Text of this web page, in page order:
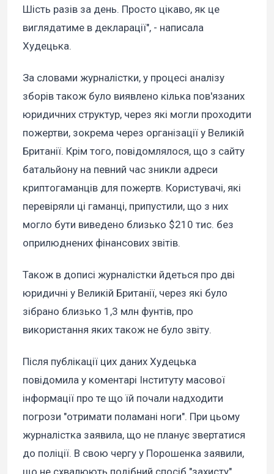
Шість разів за день. Просто цікаво, як це
виглядатиме в декларації", - написала
Худецька.
За словами журналістки, у процесі аналізу
зборів також було виявлено кілька пов'язаних
юридичних структур, через які могли проходити
пожертви, зокрема через організації у Великій
Британії. Крім того, повідомлялося, що з сайту
батальйону на певний час зникли адреси
криптогаманців для пожертв. Користувачі, які
перевіряли ці гаманці, припустили, що з них
могло бути виведено близько $210 тис. без
оприлюднених фінансових звітів.
Також в дописі журналістки йдеться про дві
юридичні у Великій Британії, через які було
зібрано близько 1,3 млн фунтів, про
використання яких також не було звіту.
Після публікації цих даних Худецька
повідомила у коментарі Інституту масової
інформації про те що їй почали надходити
погрози "отримати поламані ноги". При цьому
журналістка заявила, що не планує звертатися
до поліції. В свою чергу у Порошенка заявили,
що не схвалюють подібний спосіб "захисту".